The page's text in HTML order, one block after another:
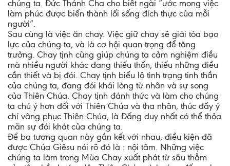
chúng ta. Đức Thánh Cha cho biết ngài “ước mong việc
làm phúc được biến thành lối sống đích thực của mỗi
người”.
Sau cùng là việc ăn chay. Việc giữ chay sẽ giải tỏa bạo
lực của chúng ta, và là cơ hội quan trọng để tăng
trưởng. Chay tịnh cũng giúp chúng ta cảm nghiệm điều
mà nhiều người khác đang thiếu thốn, thiếu những điều
cần thiết và bị đói. Chay tịnh biểu lộ tình trạng tinh thần
của chúng ta, đang đói khái lòng từ nhân và sự song
của Thiên Chúa. Chay tịnh đánh thức và làm cho chúng
ta chú ý hơn đối với Thiên Chúa và tha nhân, thúc đẩy ý
chí vâng phục Thiên Chúa, là Đấng duy nhất có thể thỏa
mãn sự đói khát của chúng ta.
Để ba tương quan này gắn kết với nhau, điều kiện đã
được Chúa Giêsu nói rõ đó là : nội tâm. Những việc
chúng ta làm trong Mùa Chay xuất phát từ sâu thẳm